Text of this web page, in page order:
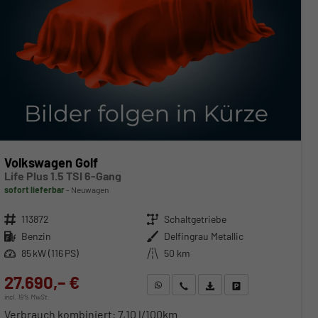
Volkswagen Golf
Life Plus 1.5 TSI 6-Gang
sofort lieferbar Neuwagen
Fahrzeugnr. 113872 Getriebe Schaltgetriebe
Kraftstoff Benzin Außenfarbe Delfingrau Metallic
Leistung 85 kW (116 PS) Kilometerstand 50 km
27.690,– €
incl. 19% MwSt.
WhatsApp anfragen
Wir rufen Sie anFahrzeugexposé (PDF)
Fahrzeug parken
Verbrauch kombiniert: 7,10 l/100km